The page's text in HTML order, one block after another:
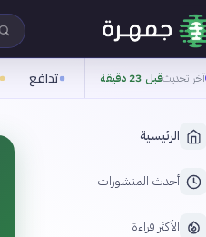
آخر تحديثقبل 23 دقيقة تدافع
الرئيسية
أحدث المنشورات
الأكثر قراءة